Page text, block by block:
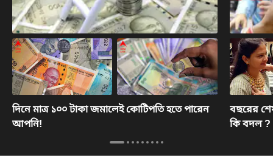
দিনে মাত্র ১০০ টাকা জমালেই কোটিপতি হতে পারেন
আপনি!
বছরের
কি বদল ?